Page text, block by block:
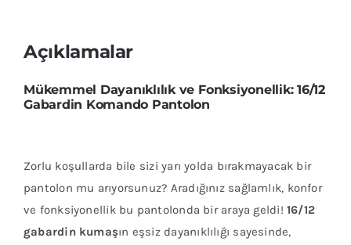
adet
Açıklamalar
Mükemmel Dayanıklılık ve Fonksiyonellik: 16/12
Gabardin Komando Pantolon
Zorlu koşullarda bile sizi yarı yolda bırakmayacak bir
pantolon mu arıyorsunuz? Aradığınız sağlamlık, konfor
ve fonksiyonellik bu pantolonda bir araya geldi!16/12
gabardin kumaşın eşsiz dayanıklılığı sayesinde,